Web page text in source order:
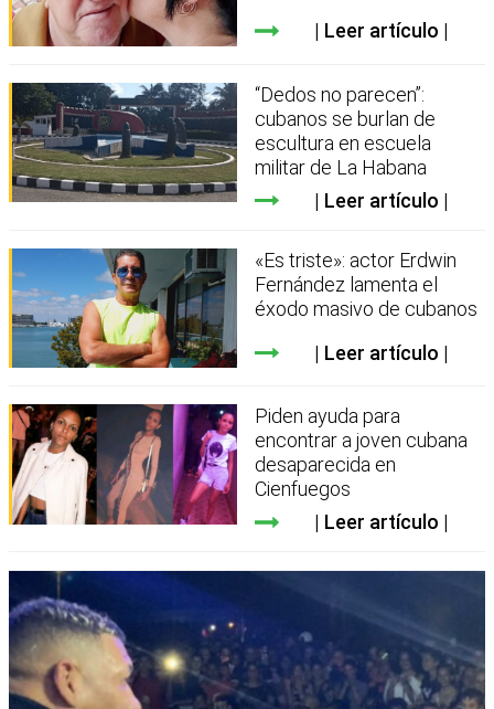
Leer artículo
“Dedos no parecen”:
cubanos se burlan de
escultura en escuela
militar de La Habana
Leer artículo
«Es triste»: actor Erdwin
Fernández lamenta el
éxodo masivo de cubanos
Leer artículo
Piden ayuda para
encontrar a joven cubana
desaparecida en
Cienfuegos
Leer artículo